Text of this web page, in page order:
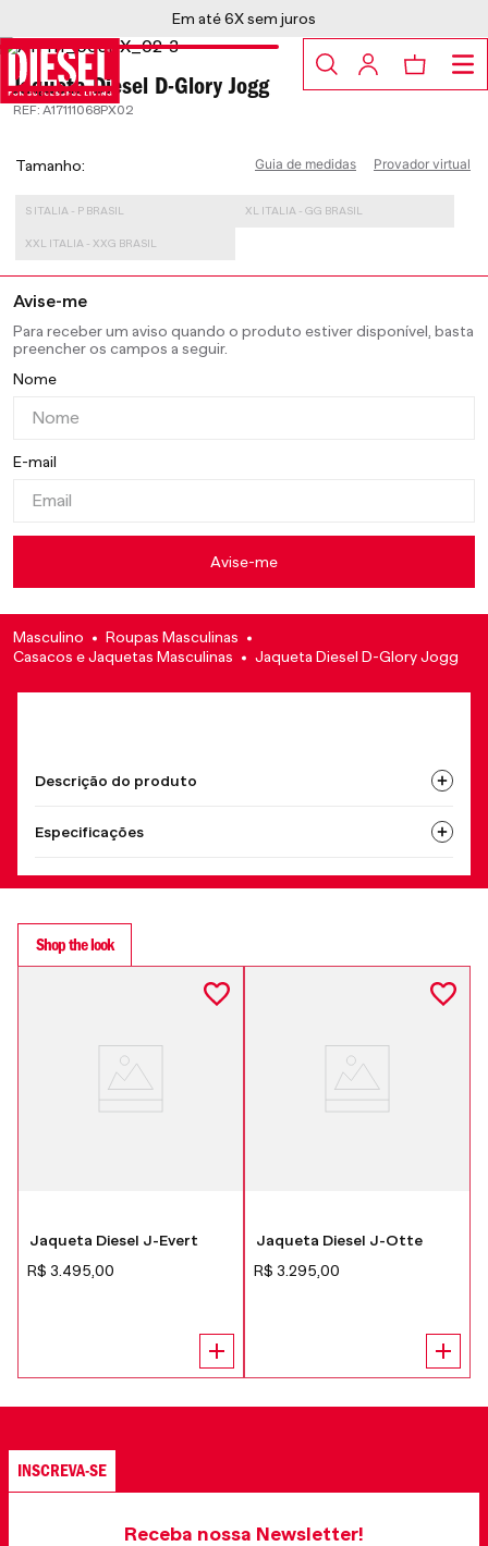
5% OFF no Pix à vista ou parcelado em 4x
Jaqueta Diesel D-Glory Jogg
: A17111068PX02
Provador virtual
Guia de medidas
Tamanho
S ITALIA - P BRASIL XL ITALIA - GG BRASIL
XXL ITALIA - XXG BRASIL
Masculino
Roupas Masculinas
Casacos e Jaquetas Masculinas
Jaqueta Diesel D-Glory Jogg
Descrição do produto
Especificações
Shop the look
Jaqueta Diesel J-Evert
R$ 3 495 00
Jaqueta Diesel J-Otte
R$ 3 295 00
INSCREVA-SE
Receba nossa Newsletter!